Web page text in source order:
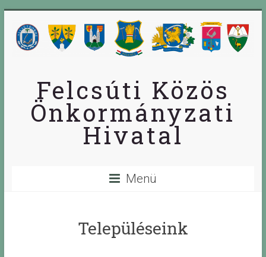
Felcsúti Közös
Önkormányzati
Hivatal
Menü
Településeink